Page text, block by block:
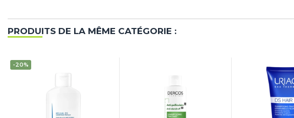
PRODUITS DE LA MÊME CATÉGORIE :
-20%